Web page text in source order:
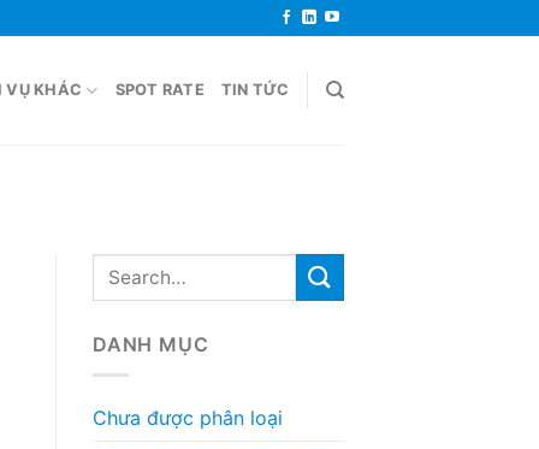
VỤ KHÁC SPOT RATE TIN TỨC
DANH MỤC
Chưa được phân loại